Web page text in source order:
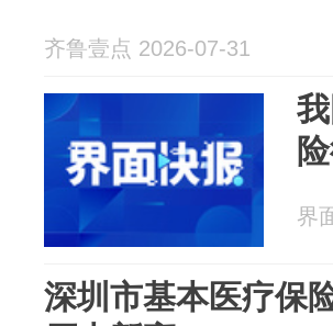
齐鲁壹点 2026-07-31
界
深圳市基本医疗保